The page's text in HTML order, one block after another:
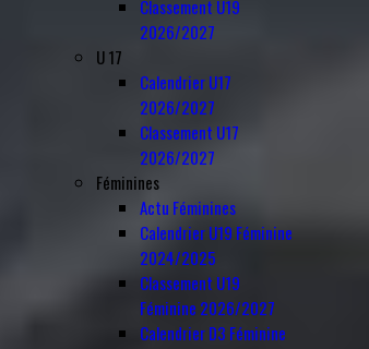
Classement U19
2026/2027
U 17
Calendrier U17
2026/2027
Classement U17
2026/2027
Féminines
Actu Féminines
Calendrier U19 Féminine
2024/2025
Classement U19
Féminine 2026/2027
Calendrier D3 Féminine